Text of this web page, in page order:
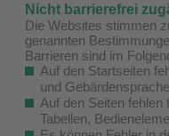
Nicht barrierefrei
Die Websites stimmen
genannten
Barrieren sind im
Auf den Startseiten
und
Auf den Seiten fehlen
Tabellen,